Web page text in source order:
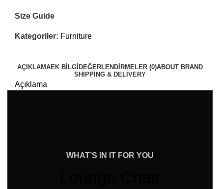
Size Guide
Kategoriler: Furniture
AÇIKLAMAEK BILGI DEĞERLENDIRMELER (0)ABOUT BRAND
SHIPPING & DELIVERY
Açıklama
WHAT’S IN IT FOR YOU